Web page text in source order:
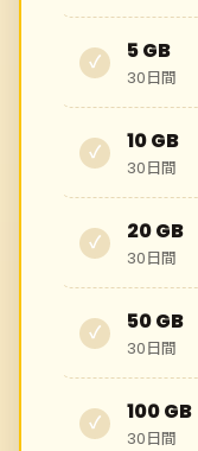
✓ 5 GB
30日間
✓ 10 GB
30日間
✓ 20 GB
30日間
✓ 50 GB
30日間
✓ 100 GB
30日間